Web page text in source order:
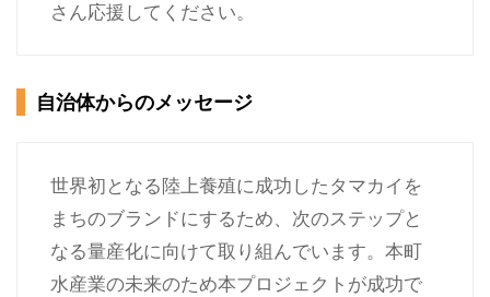
さん応援してください。
自治体からのメッセージ
世界初となる陸上養殖に成功したタマカイを
まちのブランドにするため、次のステップと
なる量産化に向けて取り組んでいます。本町
水産業の未来のため本プロジェクトが成功で